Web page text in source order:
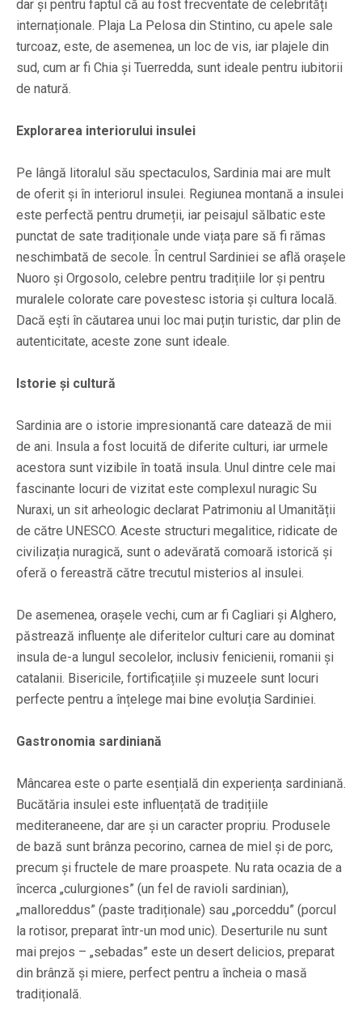
dar și pentru faptul că au fost frecventate de celebrități
internaționale. Plaja La Pelosa din Stintino, cu apele sale
turcoaz, este, de asemenea, un loc de vis, iar plajele din
sud, cum ar fi Chia și Tuerredda, sunt ideale pentru iubitorii
de natură.
Explorarea interiorului insulei
Pe lângă litoralul său spectaculos, Sardinia mai are mult
de oferit și în interiorul insulei. Regiunea montană a insulei
este perfectă pentru drumeții, iar peisajul sălbatic este
punctat de sate tradiționale unde viața pare să fi rămas
neschimbată de secole. În centrul Sardiniei se află orașele
Nuoro și Orgosolo, celebre pentru tradițiile lor și pentru
muralele colorate care povestesc istoria și cultura locală.
Dacă ești în căutarea unui loc mai puțin turistic, dar plin de
autenticitate, aceste zone sunt ideale.
Istorie și cultură
Sardinia are o istorie impresionantă care datează de mii
de ani. Insula a fost locuită de diferite culturi, iar urmele
acestora sunt vizibile în toată insula. Unul dintre cele mai
fascinante locuri de vizitat este complexul nuragic Su
Nuraxi, un sit arheologic declarat Patrimoniu al Umanității
de către UNESCO. Aceste structuri megalitice, ridicate de
civilizația nuragică, sunt o adevărată comoară istorică și
oferă o fereastră către trecutul misterios al insulei.
De asemenea, orașele vechi, cum ar fi Cagliari și Alghero,
păstrează influențe ale diferitelor culturi care au dominat
insula de-a lungul secolelor, inclusiv fenicienii, romanii și
catalanii. Bisericile, fortificațiile și muzeele sunt locuri
perfecte pentru a înțelege mai bine evoluția Sardiniei.
Gastronomia sardiniană
Mâncarea este o parte esențială din experiența sardiniană.
Bucătăria insulei este influențată de tradițiile
mediteraneene, dar are și un caracter propriu. Produsele
de bază sunt brânza pecorino, carnea de miel și de porc,
precum și fructele de mare proaspete. Nu rata ocazia de a
încerca „culurgiones” (un fel de ravioli sardinian),
„malloreddus” (paste tradiționale) sau „porceddu” (porcul
la rotisor, preparat într-un mod unic). Deserturile nu sunt
mai prejos – „sebadas” este un desert delicios, preparat
din brânză și miere, perfect pentru a încheia o masă
tradițională.